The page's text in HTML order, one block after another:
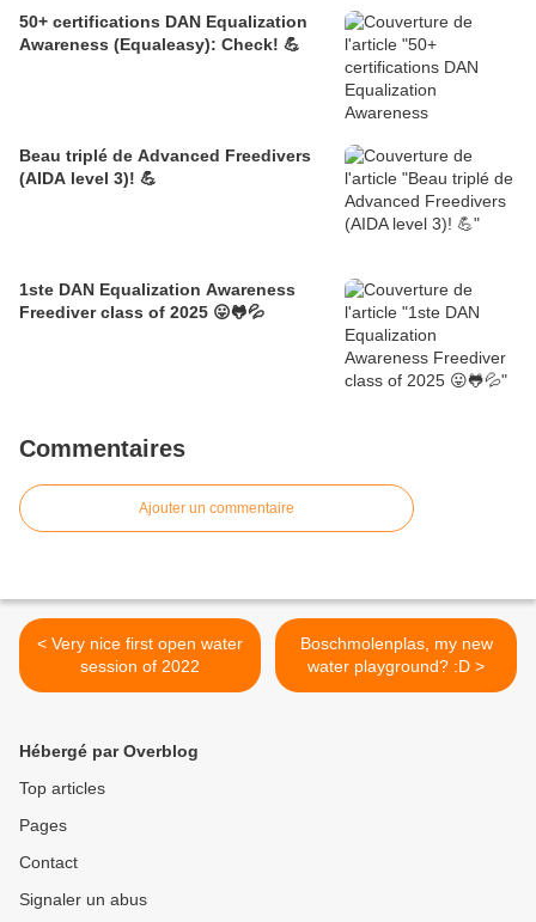
50+ certifications DAN Equalization
Awareness (Equaleasy): Check! 💪
Beau triplé de Advanced Freedivers
(AIDA level 3)! 💪
1ste DAN Equalization Awareness
Freediver class of 2025 😛🐸💦
Commentaires
Ajouter un commentaire
< Very nice first open water
session of 2022
Boschmolenplas, my new
water playground? :D >
Hébergé par Overblog
Top articles
Pages
Contact
Signaler un abus